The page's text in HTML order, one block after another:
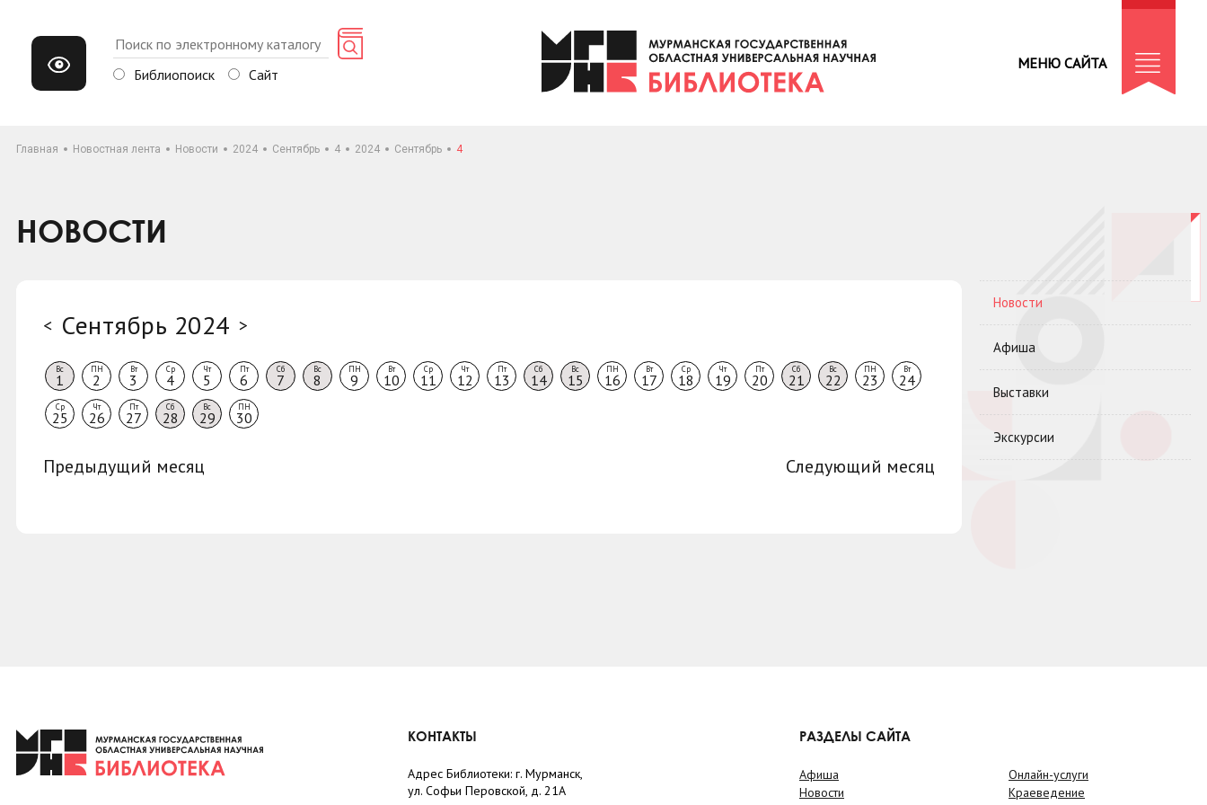
Библиопоиск Сайт
МЕНЮ САЙТА
Главная Новостная лента Новости 2024 Сентябрь 4 2024 Сентябрь 4
НОВОСТИ
< Сентябрь 2024 >
Вс
1
ПН
2
Вт
3
Ср
4
Чт
5
Пт
6
Сб
7
Вс
8
ПН
9
Вт
10
Ср
11
Чт
12
Пт
13
Сб
14
Вс
15
ПН
16
Вт
17
Ср
18
Чт
19
Пт
20
Сб
21
Вс
22
ПН
23
Вт
24
Ср
25
Чт
26
Пт
27
Сб
28
Вс
29
ПН
30
Предыдущий месяц Следующий месяц
Новости
Афиша
Выставки
Экскурсии
КОНТАКТЫ
Адрес Библиотеки: г. Мурманск,
ул. Софьи Перовской, д. 21А
РАЗДЕЛЫ САЙТА
Афиша
Новости
Онлайн-услуги
Краеведение